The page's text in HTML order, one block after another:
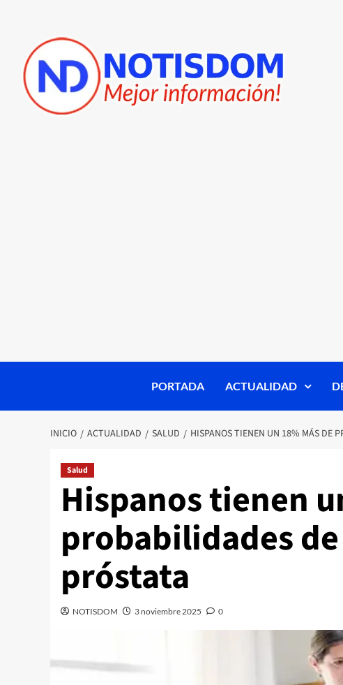
PORTADA ACTUALIDAD
INICIO ACTUALIDAD SALUD HISPANOS TIENEN UN 18% MÁS DE
Salud
Hispanos tienen
probabilidades
próstata
NOTISDOM 3 noviembre 2025 0